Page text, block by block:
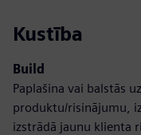
Kustība
Build
Paplašina vai balstās
produktu/risinājumu,
izstrādā jaunu klienta